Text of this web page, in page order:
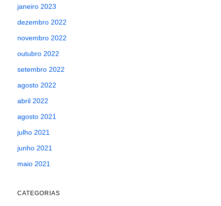
janeiro 2023
dezembro 2022
novembro 2022
outubro 2022
setembro 2022
agosto 2022
abril 2022
agosto 2021
julho 2021
junho 2021
maio 2021
CATEGORIAS